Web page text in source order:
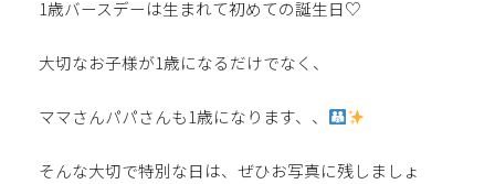
1歳バースデーは生まれて初めての誕生日♡
大切なお子様が1歳になるだけでなく、
ママさんパパさんも1歳になります、、
そんな大切で特別な日は、ぜひお写真に残しましょ